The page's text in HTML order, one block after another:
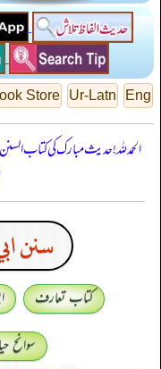
Eng
Ur-Latn
Store
الحمدللہ! حدیث مبارک کی کتاب
سنن
کتاب تعارف
سوانح